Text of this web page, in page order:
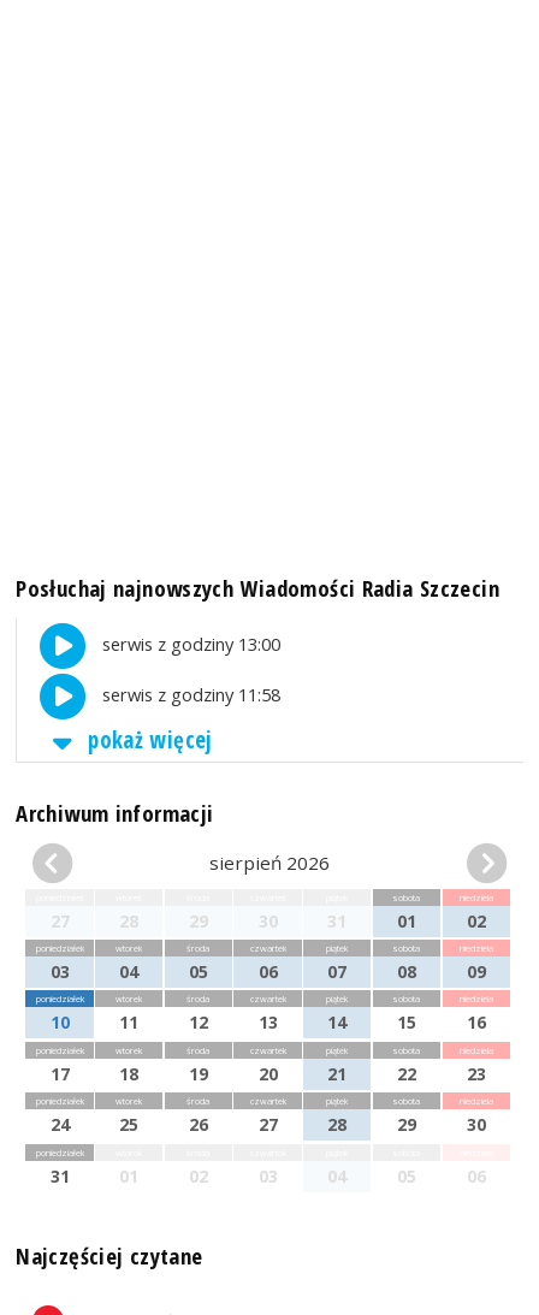
Posłuchaj najnowszych Wiadomości Radia Szczecin
serwis z godziny 13:00
serwis z godziny 11:58
pokaż więcej
Archiwum informacji
sierpień 2026
27 28 29 30 31
sobota
01
niedziela
02
poniedziałek
03
wtorek
04
środa
05
czwartek
06
piątek
07
sobota
08
niedziela
09
poniedziałek
10
wtorek
11
środa
12
czwartek
13
piątek
14
sobota
15
niedziela
16
poniedziałek
17
wtorek
18
środa
19
czwartek
20
piątek
21
sobota
22
niedziela
23
poniedziałek
24
wtorek
25
środa
26
czwartek
27
piątek
28
sobota
29
niedziela
30
poniedziałek
31 01 02 03 04 05 06
Najczęściej czytane